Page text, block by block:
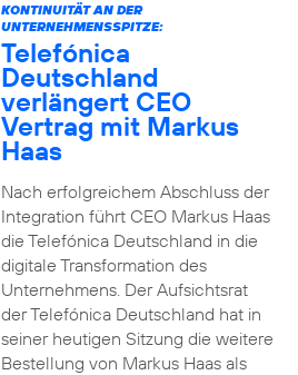
KONTINUITÄT AN DER
UNTERNEHMENSSPITZE:
Telefónica
Deutschland
verlängert CEO
Vertrag mit Markus
Haas
Nach erfolgreichem Abschluss der
Integration führt CEO Markus Haas
die Telefónica Deutschland in die
digitale Transformation des
Unternehmens. Der Aufsichtsrat
der Telefónica Deutschland hat in
seiner heutigen Sitzung die weitere
Bestellung von Markus Haas als